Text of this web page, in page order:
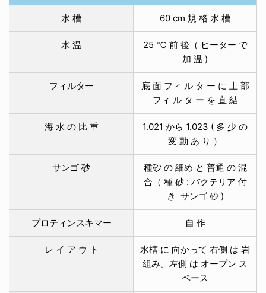
水 槽 60 cm 規 格 水 槽
水 温
25 ℃ 前 後（ ヒーター で
加 温 )
フィルター
底 面 フィ ル タ ー に 上 部
フィ ル タ ー を 直 結
海 水 の 比 重
1.021 から 1.023 ( 多 少 の
変 動 あ り ）
サンゴ 砂
種砂 の 細め と 普通 の 混
合（ 種 砂 : バクテリア 付
き サンゴ 砂 )
プロティンスキマー 自 作
レ イ ア ウ ト
水槽 に 向かって 右側 は 岩
組み。左側 は オープン ス
ペース